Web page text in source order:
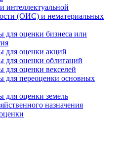
интеллектуальной
(ОИС) и нематериальных
для оценки бизнеса или
для оценки акций
для оценки облигаций
для оценки векселей
для переоценки основных
для оценки земель
назначения